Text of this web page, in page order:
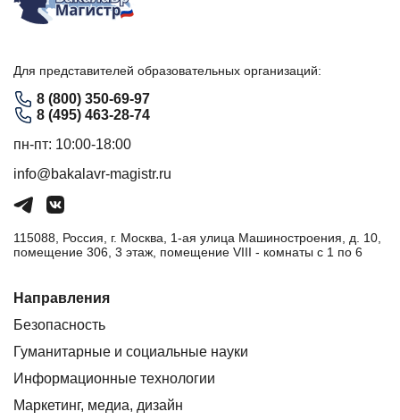
Для представителей образовательных организаций:
8 (800) 350-69-97
8 (495) 463-28-74
пн-пт: 10:00-18:00
info@bakalavr-magistr.ru
115088, Россия, г. Москва, 1-ая улица Машиностроения, д. 10,
помещение 306, 3 этаж, помещение VIII - комнаты с 1 по 6
Направления
Безопасность
Гуманитарные и социальные науки
Информационные технологии
Маркетинг, медиа, дизайн